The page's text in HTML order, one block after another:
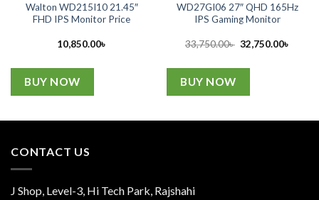
Walton WD215I10 21.45″
FHD IPS Monitor Price
10,850.00৳
BUY NOW
WD27GI06 27″ QHD 165Hz
IPS Gaming Monitor
33,750.00৳ Original
price
33,750.00৳ .
32,750.00৳
BUY NOW
.
CONTACT US
J Shop, Level-3, Hi Tech Park, Rajshahi